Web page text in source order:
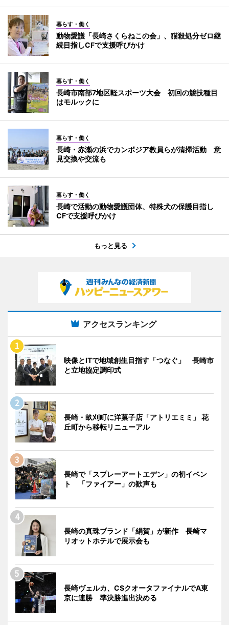
暮らす・働く
動物愛護「長崎さくらねこの会」、猫殺処分ゼロ継
続目指しCFで支援呼びかけ
暮らす・働く
長崎市南部7地区軽スポーツ大会 初回の競技種目
はモルックに
暮らす・働く
長崎・赤瀬の浜でカンボジア教員らが清掃活動 意
見交換や交流も
暮らす・働く
長崎で活動の動物愛護団体、特殊犬の保護目指し
CFで支援呼びかけ
もっと見る
アクセスランキング
映像とITで地域創生目指す「つなぐ」 長崎市
と立地協定調印式
長崎・畝刈町に洋菓子店「アトリエミミ」 花
丘町から移転リニューアル
長崎で「スプレーアートエデン」の初イベン
ト 「ファイアー」の歓声も
長崎の真珠ブランド「絹賀」が新作 長崎マ
リオットホテルで展示会も
長崎ヴェルカ、CSクオータファイナルでA東
京に連勝 準決勝進出決める